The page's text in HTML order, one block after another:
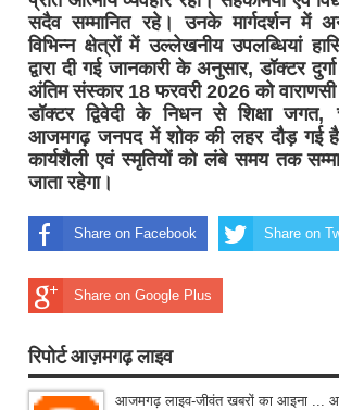
सदैव सम्मानित रहे। उनके मार्गदर्शन में
विभिन्न क्षेत्रों में उल्लेखनीय उपलब्धियां
द्वारा दी गई जानकारी के अनुसार, डॉक्टर दुर्गा
अंतिम संस्कार 18 फरवरी 2026 को वाराणसी
डॉक्टर द्विवेदी के निधन से शिक्षा जगत,
आजमगढ़ जनपद में शोक की लहर दौड़ गई
कार्यशैली एवं स्मृतियों को लंबे समय तक
जाता रहेगा।
Share on Facebook Share on
Share on Google Plus
रिपोर्ट आज़मगढ़ लाइव
आजमगढ़ लाइव-जीवंत खबरों का आइना ...